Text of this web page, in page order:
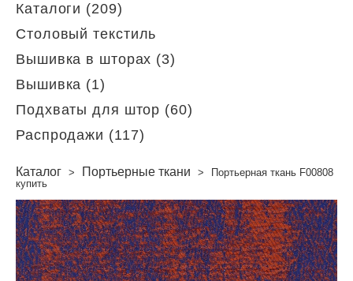
Каталоги (209)
Столовый текстиль
Вышивка в шторах (3)
Вышивка (1)
Подхваты для штор (60)
Распродажи (117)
Каталог > Портьерные ткани >
Портьерная ткань F00808
купить